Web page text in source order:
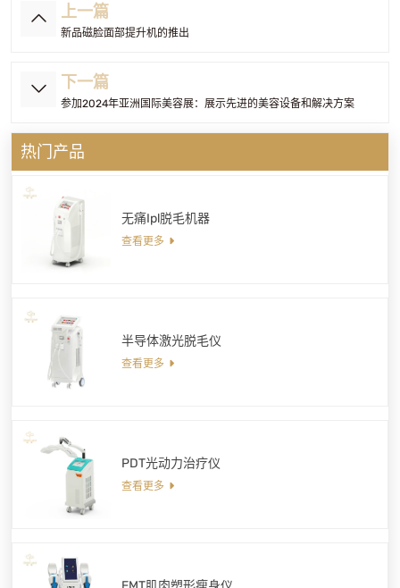
上一篇
新品磁脸面部提升机的推出
下一篇
参加2024年亚洲国际美容展：展示先进的美容设备和解决方案
热门产品
无痛Ipl脱毛机器
查看更多
半导体激光脱毛仪
查看更多
PDT光动力治疗仪
查看更多